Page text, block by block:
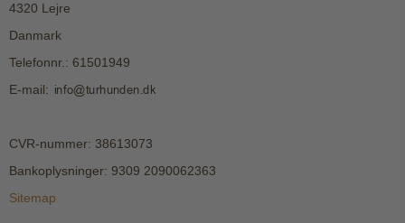
4320 Lejre
Danmark
Telefonnr. : 61501949
E-mail:
CVR-nummer: 38613073
Bankoplysninger: 9309 2090062363
Sitemap